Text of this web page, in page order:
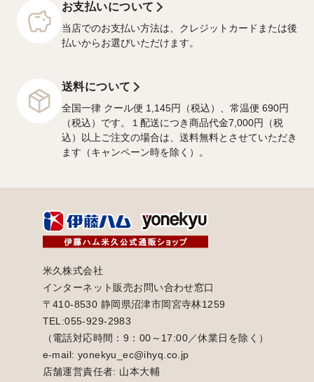
お支払いについて
当店でのお支払い方法は、クレジットカードまたは後
払いからお選びいただけます。
送料について
全国一律 クール便 1,145円（税込）、常温便 690円
（税込）です。１配送につき商品代金7,000円（税
込）以上ご注文の場合は、送料無料とさせていただき
ます（キャンペーン時を除く）。
米久株式会社
インターネット販売お問い合わせ窓口
〒410-8530 静岡県沼津市岡宮寺林1259
TEL:055-929-2983
（電話対応時間：9：00～17:00／休業日を除く）
e-mail: yonekyu_ec@ihyq.co.jp
店舗運営責任者: 山本大輔